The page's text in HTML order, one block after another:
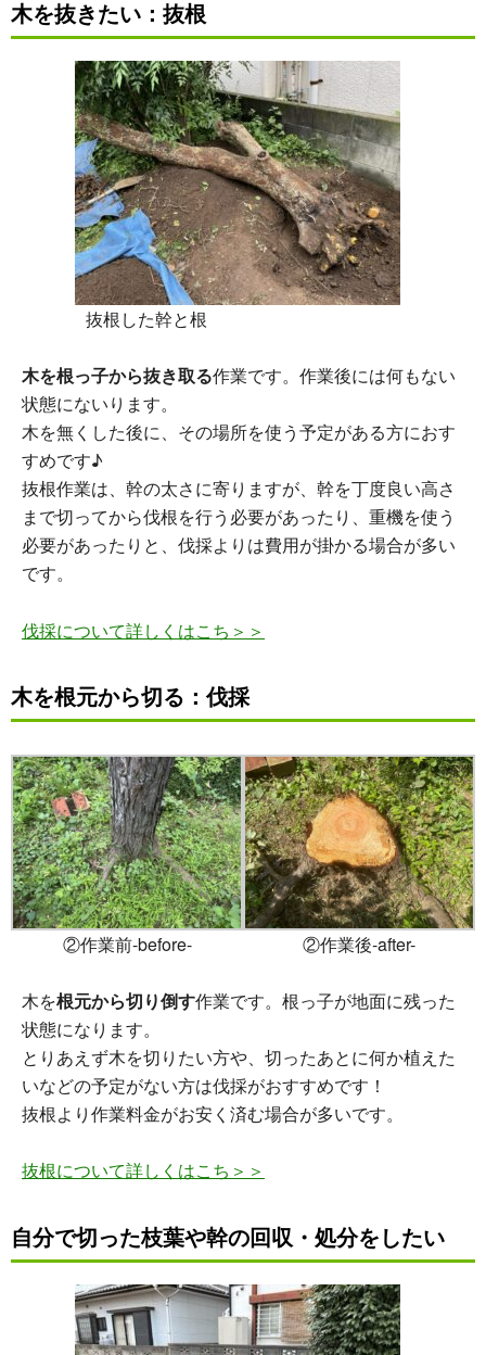
木を抜きたい： 抜根
抜根した幹と根
木を根っ子から抜き取る作業です。作業後には何もない
状態にないります。
木を無くした後に、その場所を使う予定がある方におす
すめです♪
抜根作業は、幹の太さに寄りますが、幹を丁度良い高さ
まで切ってから伐根を行う必要があったり、重機を使う
必要があったりと、伐採よりは費用が掛かる場合が多い
です。
伐採について詳しくはこち＞＞
木を根元から切る：伐採
②作業前-before- ②作業後-after-
木を根元から切り倒す作業です。根っ子が地面に残った
状態になります。
とりあえず木を切りたい方や、切ったあとに何か植えた
いなどの予定がない方は伐採がおすすめです！
抜根より作業料金がお安く済む場合が多いです。
抜根について詳しくはこち＞＞
自分で切った枝葉や幹の回収・処分をしたい